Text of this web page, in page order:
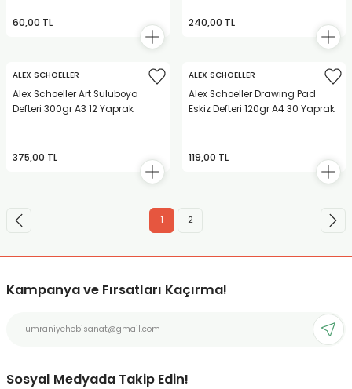
60,00 TL 240,00 TL
ALEX SCHOELLER
Alex Schoeller Art Suluboya
Defteri 300gr A3 12 Yaprak
375,00 TL
ALEX SCHOELLER
Alex Schoeller Drawing Pad
Eskiz Defteri 120gr A4 30 Yaprak
119,00 TL
1 2
Kampanya ve Fırsatları Kaçırma!
Sosyal Medyada Takip Edin!